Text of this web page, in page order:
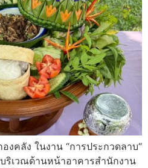
งคลัง ในงาน “การประกวดลาบ“
ริเวณด้านหน้าอาคารสำนักงาน